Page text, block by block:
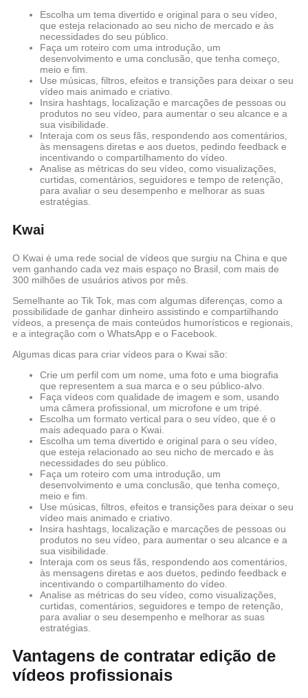
Escolha um tema divertido e original para o seu vídeo,
que esteja relacionado ao seu nicho de mercado e às
necessidades do seu público.
Faça um roteiro com uma introdução, um
desenvolvimento e uma conclusão, que tenha começo,
meio e fim.
Use músicas, filtros, efeitos e transições para deixar o seu
vídeo mais animado e criativo.
Insira hashtags, localização e marcações de pessoas ou
produtos no seu vídeo, para aumentar o seu alcance e a
sua visibilidade.
Interaja com os seus fãs, respondendo aos comentários,
às mensagens diretas e aos duetos, pedindo feedback e
incentivando o compartilhamento do vídeo.
Analise as métricas do seu vídeo, como visualizações,
curtidas, comentários, seguidores e tempo de retenção,
para avaliar o seu desempenho e melhorar as suas
estratégias.
Kwai
O Kwai é uma rede social de vídeos que surgiu na China e que
vem ganhando cada vez mais espaço no Brasil, com mais de
300 milhões de usuários ativos por mês.
Semelhante ao Tik Tok, mas com algumas diferenças, como a
possibilidade de ganhar dinheiro assistindo e compartilhando
vídeos, a presença de mais conteúdos humorísticos e regionais,
e a integração com o WhatsApp e o Facebook.
Algumas dicas para criar vídeos para o Kwai são:
Crie um perfil com um nome, uma foto e uma biografia
que representem a sua marca e o seu público-alvo.
Faça vídeos com qualidade de imagem e som, usando
uma câmera profissional, um microfone e um tripé.
Escolha um formato vertical para o seu vídeo, que é o
mais adequado para o Kwai.
Escolha um tema divertido e original para o seu vídeo,
que esteja relacionado ao seu nicho de mercado e às
necessidades do seu público.
Faça um roteiro com uma introdução, um
desenvolvimento e uma conclusão, que tenha começo,
meio e fim.
Use músicas, filtros, efeitos e transições para deixar o seu
vídeo mais animado e criativo.
Insira hashtags, localização e marcações de pessoas ou
produtos no seu vídeo, para aumentar o seu alcance e a
sua visibilidade.
Interaja com os seus fãs, respondendo aos comentários,
às mensagens diretas e aos duetos, pedindo feedback e
incentivando o compartilhamento do vídeo.
Analise as métricas do seu vídeo, como visualizações,
curtidas, comentários, seguidores e tempo de retenção,
para avaliar o seu desempenho e melhorar as suas
estratégias.
Vantagens de contratar edição de
vídeos profissionais